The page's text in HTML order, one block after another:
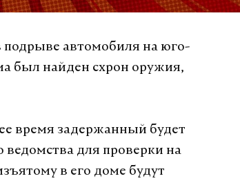
подрыве автомобиля на юго-
был найден схрон оружия,
время задержанный будет
ведомства для проверки на
в его доме будут